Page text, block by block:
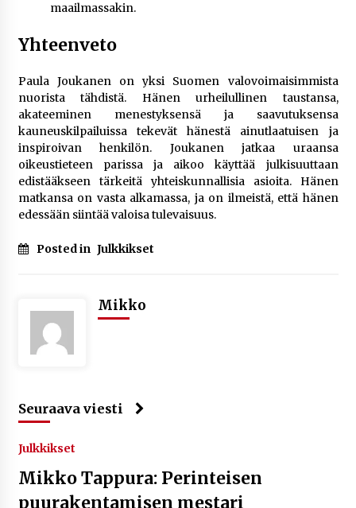
maailmassakin.
Yhteenveto
Paula Joukanen on yksi Suomen valovoimaisimmista
nuorista tähdistä. Hänen urheilullinen taustansa,
akateeminen menestyksensä ja saavutuksensa
kauneuskilpailuissa tekevät hänestä ainutlaatuisen ja
inspiroivan henkilön. Joukanen jatkaa uraansa
oikeustieteen parissa ja aikoo käyttää julkisuuttaan
edistääkseen tärkeitä yhteiskunnallisia asioita. Hänen
matkansa on vasta alkamassa, ja on ilmeistä, että hänen
edessään siintää valoisa tulevaisuus.
Posted in Julkkikset
Mikko
Seuraava viesti
Julkkikset
Mikko Tappura: Perinteisen
puurakentamisen mestari